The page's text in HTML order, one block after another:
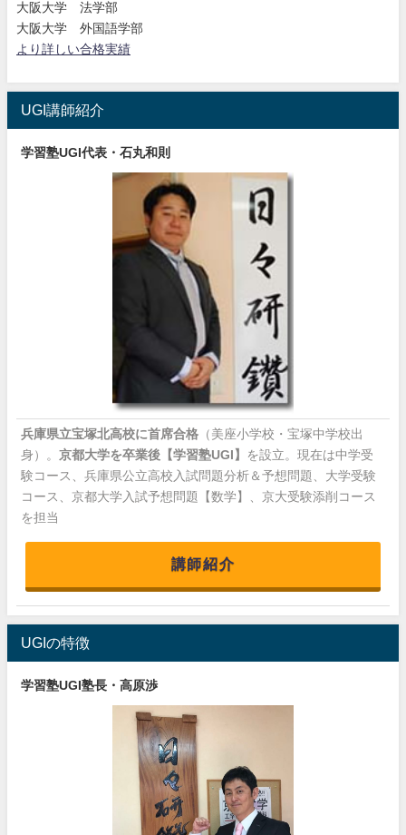
大阪大学 法学部
大阪大学 外国語学部
より詳しい合格実績
UGI講師紹介
学習塾UGI代表・石丸和則
兵庫県立宝塚北高校に首席合格 （美座小学校・宝塚中学校出
身）。 京都大学を卒業後【学習塾UGI】
を設立。現在は中学受
験コース、兵庫県公立高校入試問題分析＆予想問題、大学受験
コース、京都大学入試予想問題【数学】、京大受験添削コース
を担当
講師紹介
UGIの特徴
学習塾UGI塾長・高原渉